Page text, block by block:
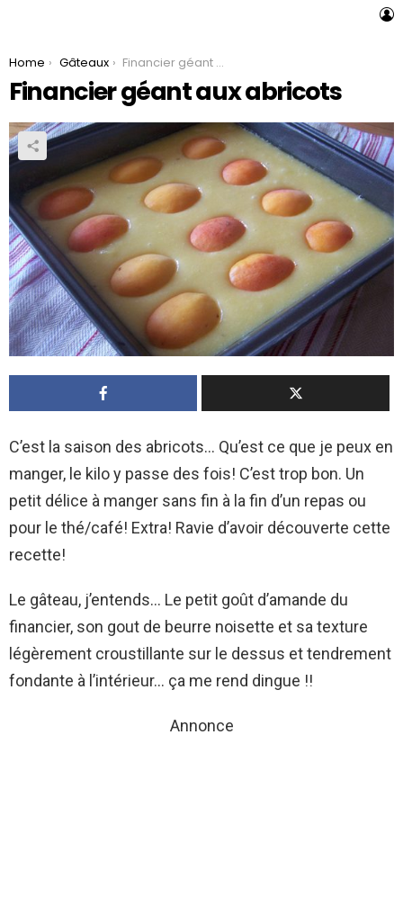
You are here:
Home Gâteaux Financier géant aux abricots
Financier géant aux abricots
C’est la saison des abricots… Qu’est ce que je peux en
manger, le kilo y passe des fois! C’est trop bon. Un
petit délice à manger sans fin à la fin d’un repas ou
pour le thé/café! Extra! Ravie d’avoir découverte cette
recette!
Le gâteau, j’entends… Le petit goût d’amande du
financier, son gout de beurre noisette et sa texture
légèrement croustillante sur le dessus et tendrement
fondante à l’intérieur… ça me rend dingue !!
Annonce